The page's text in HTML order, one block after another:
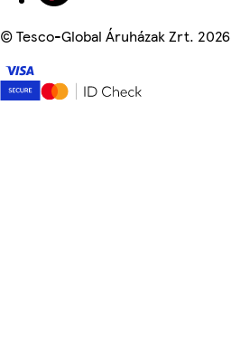
©Tesco-Global Áruházak Zrt. 2026